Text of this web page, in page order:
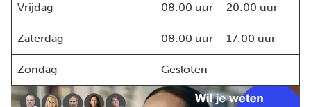
Vrijdag 08:00 uur – 20:00 uur
Zaterdag 08:00 uur – 17:00 uur
Zondag Gesloten